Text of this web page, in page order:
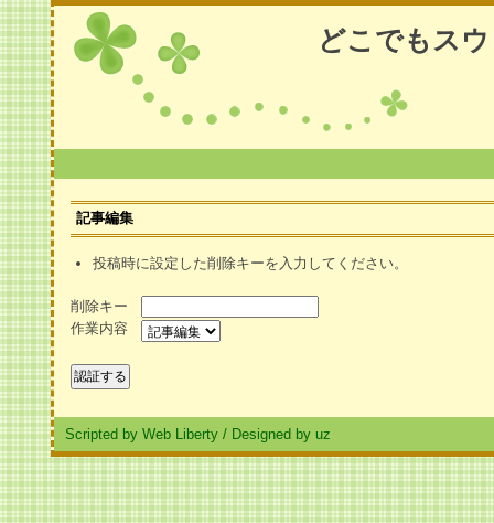
どこでもス
記事編集
投稿時に設定した削除キーを入力してください。
削除キー
作業内容
Scripted by Web Liberty / Designed by uz